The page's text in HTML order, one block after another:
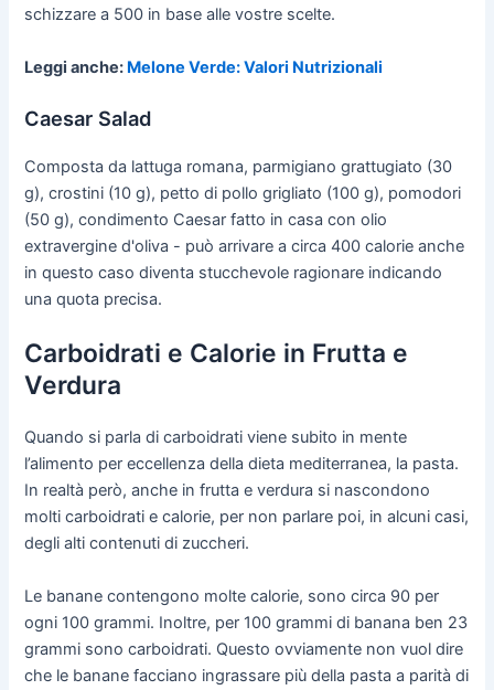
schizzare a 500 in base alle vostre scelte.
Leggi anche: Melone Verde: Valori Nutrizionali
Caesar Salad
Composta da lattuga romana, parmigiano grattugiato (30
g), crostini (10 g), petto di pollo grigliato (100 g), pomodori
(50 g), condimento Caesar fatto in casa con olio
extravergine d'oliva - può arrivare a circa 400 calorie anche
in questo caso diventa stucchevole ragionare indicando
una quota precisa.
Carboidrati e Calorie in Frutta e
Verdura
Quando si parla di carboidrati viene subito in mente
l’alimento per eccellenza della dieta mediterranea, la pasta.
In realtà però, anche in frutta e verdura si nascondono
molti carboidrati e calorie, per non parlare poi, in alcuni casi,
degli alti contenuti di zuccheri.
Le banane contengono molte calorie, sono circa 90 per
ogni 100 grammi. Inoltre, per 100 grammi di banana ben 23
grammi sono carboidrati. Questo ovviamente non vuol dire
che le banane facciano ingrassare più della pasta a parità di